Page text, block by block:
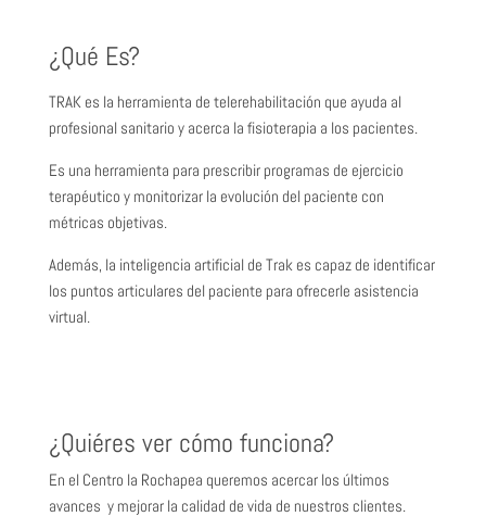
¿Qué Es?
TRAK es la herramienta de telerehabilitación que ayuda al
profesional sanitario y acerca la fisioterapia a los pacientes.
Es una herramienta para prescribir programas de ejercicio
terapéutico y monitorizar la evolución del paciente con
métricas objetivas.
Además, la inteligencia artificial de Trak es capaz de identificar
los puntos articulares del paciente para ofrecerle asistencia
virtual.
¿Quiéres ver cómo funciona?
En el Centro la Rochapea queremos acercar los últimos
avances y mejorar la calidad de vida de nuestros clientes.